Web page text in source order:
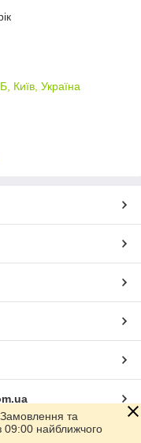
Київ, Україна
та
09:00 найближчого